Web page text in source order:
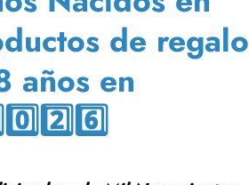
de regalo
años en